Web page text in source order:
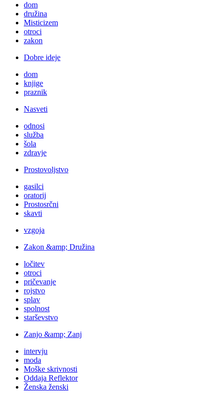
dom
družina
Misticizem
otroci
zakon
Dobre ideje
dom
knjige
praznik
Nasveti
odnosi
služba
šola
zdravje
Prostovoljstvo
gasilci
oratorij
Prostosrčni
skavti
vzgoja
Zakon &amp; Družina
ločitev
otroci
pričevanje
rojstvo
splav
spolnost
starševstvo
Zanjo &amp; Zanj
intervju
moda
Moške skrivnosti
Oddaja Reflektor
Ženska ženski